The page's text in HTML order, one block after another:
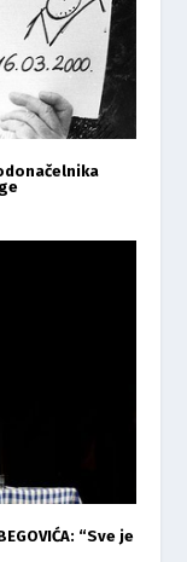
“Sve je